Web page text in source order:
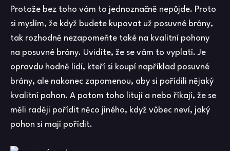
Protože bez toho vám to jednoznačně nepůjde. Proto
si myslím, že když budete kupovat už posuvné brány,
tak rozhodně nezapomeňte také na kvalitní pohony
na posuvné brány. Uvidíte, že se vám to vyplatí. Je
opravdu hodně lidí, kteří si koupí například posuvné
brány, ale nakonec zapomenou, aby si pořídili nějaký
kvalitní pohon. A potom toho litují a nebo říkají, že se
měli raději pořídit něco jiného, když vůbec neví, jaký
pohon si mají pořídit.